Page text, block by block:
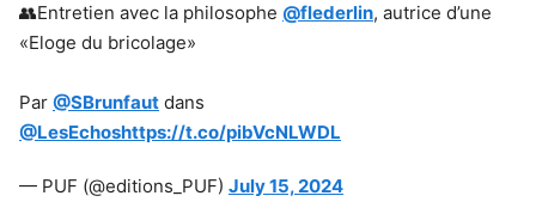
👥Entretien avec la philosophe @flederlin, autrice d’une
«Eloge du bricolage»
Par @SBrunfaut dans
@LesEchoshttps://t.co/pibVcNLWDL
— PUF (@editions_PUF) July 15, 2024